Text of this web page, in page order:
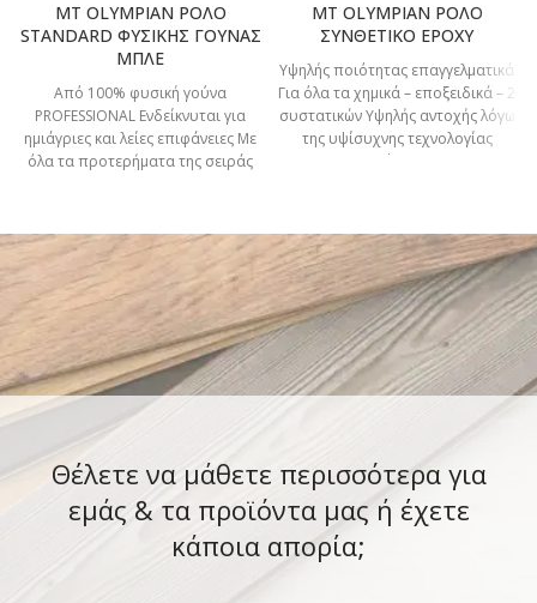
MT OLYMPIAN ΡΟΛΟ
STANDARD ΦΥΣΙΚΗΣ ΓΟΥΝΑΣ
ΜΠΛΕ
Από 100% φυσική γούνα
PROFESSIONAL Ενδείκνυται για
ημιάγριες και λείες επιφάνειες Με
όλα τα προτερήματα της σειράς
MT OLYMPIAN ΡΟΛΟ
ΣΥΝΘΕΤΙΚΟ EPOXY
Υψηλής ποιότητας επαγγελματικά
Για όλα τα χημικά – εποξειδικά – 2
συστατικών Υψηλής αντοχής λόγω
της υψίσυχνης τεχνολογίας
συγκόλλησης.
Θέλετε να μάθετε περισσότερα για
εμάς & τα προϊόντα μας ή έχετε
κάποια απορία;